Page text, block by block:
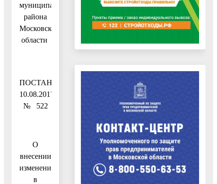
муниципального
района
Московской
области
ПОСТАНОВЛЕНИЕ
10.08.2017
№ 522
О
внесении
изменений
в